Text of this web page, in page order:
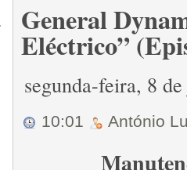
General
Eléctrico”
segunda-feira, 8
10:01 António